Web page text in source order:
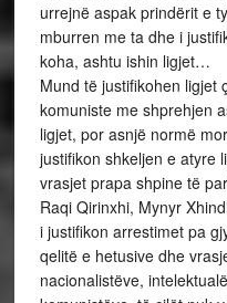
urrejnë aspak prindërit e
mburren me ta dhe i
koha, ashtu ishin ligjet…
Mund të justifikohen ligjet
komuniste me shprehjen
ligjet, por asnjë normë
justifikon shkeljen e atyre
vrasjet prapa shpine të
Raqi Qirinxhi, Mynyr
i justifikon arrestimet pa
qelitë e hetusive dhe
nacionalistëve,